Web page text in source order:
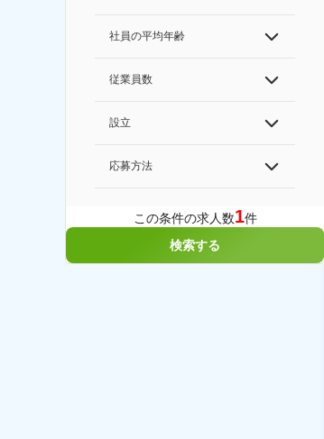
社員の平均年齢
従業員数
設立
応募方法
この条件の求人数1件
検索する